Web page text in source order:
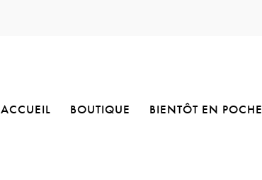
ACCUEIL BOUTIQUE BIENTÔT EN POCHE